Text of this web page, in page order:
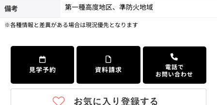
備考 第一種高度地区、準防火地域
※各種情報と差異がある場合は現況優先となります
見学予約 資料請求
電話で
お問い合わせ